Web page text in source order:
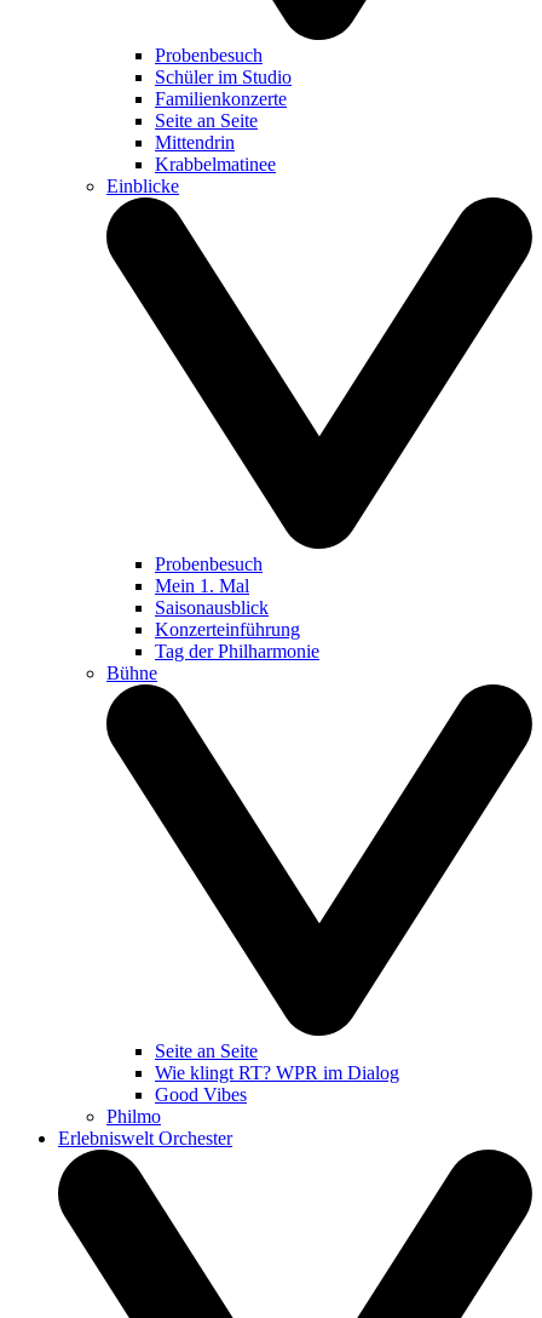
Probenbesuch
Schüler im Studio
Familienkonzerte
Seite an Seite
Mittendrin
Krabbelmatinee
Einblicke
Probenbesuch
Mein 1. Mal
Saisonausblick
Konzerteinführung
Tag der Philharmonie
Bühne
Seite an Seite
Wie klingt RT? WPR im Dialog
Good Vibes
Philmo
Erlebniswelt Orchester